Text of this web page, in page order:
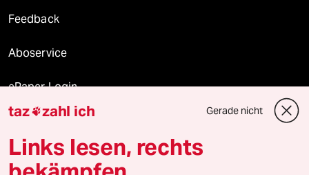
Feedback
Aboservice
ePaper Login
Downloads für Abonnierende
taz zahl ich Gerade nicht
Links lesen, rechts